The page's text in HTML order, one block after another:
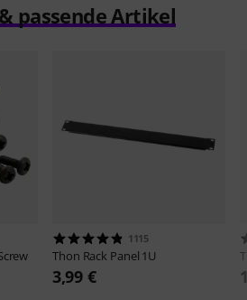
passende Artikel
1115
Thon Rack Panel 1U
3,99 €